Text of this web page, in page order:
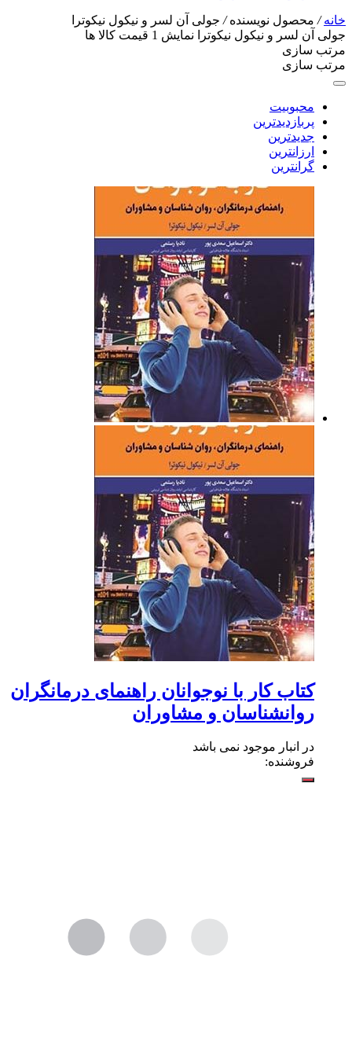
خانه/ محصول نویسنده/ جولی آن لسر و نیکول نیکوترا
جولی آن لسر و نیکول نیکوترا نمایش 1 قیمت کالا ها
مرتب سازی
مرتب سازی
محبوبیت
پربازدیدترین
جدیدترین
ارزانترین
گرانترین
کتاب کار با نوجوانان راهنمای درمانگران
روانشناسان و مشاوران
در انبار موجود نمی باشد
فروشنده: